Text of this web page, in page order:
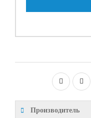
Производитель